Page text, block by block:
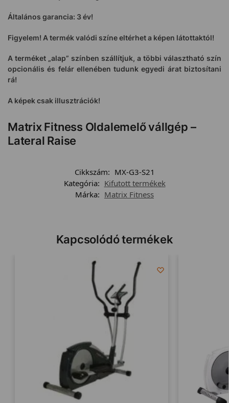
Általános garancia: 3 év!
Figyelem! A termék valódi színe eltérhet a képen látottaktól!
A terméket „alap” színben szállítjuk, a többi választható szín
opcionális és felár ellenében tudunk egyedi árat biztosítani
rá!
A képek csak illusztrációk!
Matrix Fitness Oldalemelő vállgép –
Lateral Raise
Cikkszám: MX-G3-S21
Kategória: Kifutott termékek
Márka: Matrix Fitness
Kapcsolódó termékek